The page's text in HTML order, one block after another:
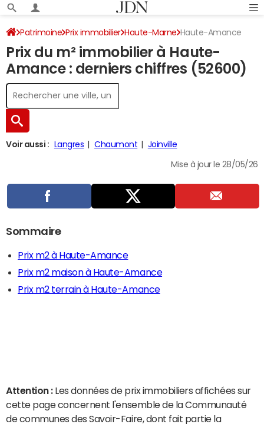
Patrimoine Prix immobilier Haute-Marne Haute-Amance
Prix du m² immobilier à Haute-
Amance : derniers chiffres (52600)
Voir aussi : Langres Chaumont Joinville
Mise à jour le 28/05/26
Sommaire
Prix m2 à Haute-Amance
Prix m2 maison à Haute-Amance
Prix m2 terrain à Haute-Amance
Attention : Les données de prix immobiliers affichées sur
cette page concernent l'ensemble de la Communauté
de communes des Savoir-Faire, dont fait partie la